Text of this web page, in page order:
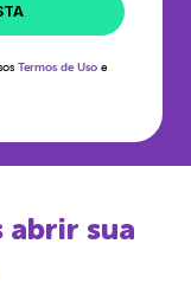
Termos de Uso e
abrir sua